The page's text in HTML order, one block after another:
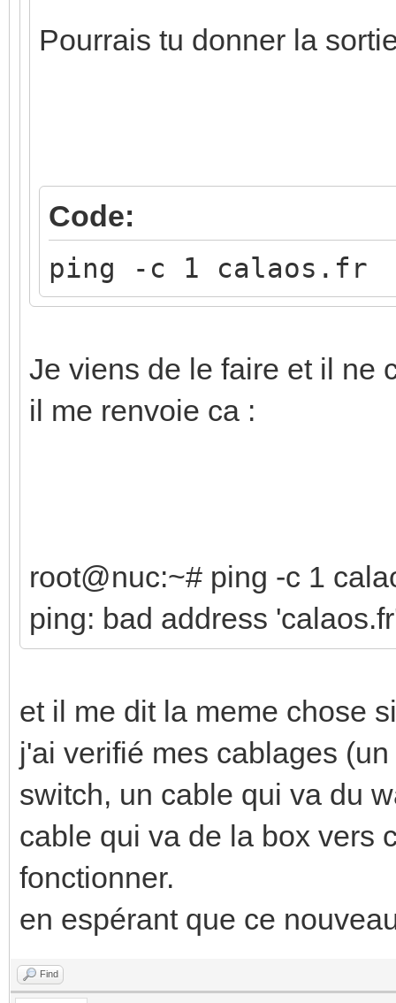
Pourrais tu donner la
Code:
ping -c 1 calaos.fr
Je viens de le faire et il ne
il me renvoie ca :
root@nuc:~# ping -c 1
ping: bad address
et il me dit la meme chose
j'ai verifié mes cablages
switch, un cable qui va du
cable qui va de la box vers
fonctionner.
en espérant que ce
Find